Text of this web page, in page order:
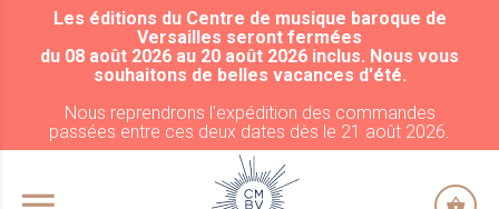
ALLER AU CONTENU PRINCIPAL
Les éditions du Centre de musique baroque de
Versailles seront fermées
du 08 août 2026 au 20 août 2026 inclus. Nous vous
souhaitons de belles vacances d'été.
Nous reprendrons l'expédition des commandes
passées entre ces deux dates dès le 21 août 2026.